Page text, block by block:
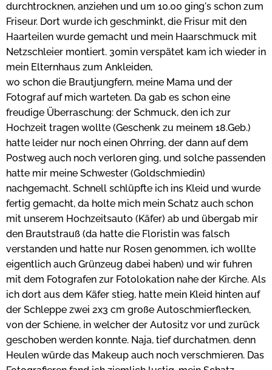
durchtrocknen, anziehen und um 10.00 ging's schon zum
Friseur. Dort wurde ich geschminkt, die Frisur mit den
Haarteilen wurde gemacht und mein Haarschmuck mit
Netzschleier montiert. 30min verspätet kam ich wieder in
mein Elternhaus zum Ankleiden,
wo schon die Brautjungfern, meine Mama und der
Fotograf auf mich warteten. Da gab es schon eine
freudige Überraschung: der Schmuck, den ich zur
Hochzeit tragen wollte (Geschenk zu meinem 18.Geb.)
hatte leider nur noch einen Ohrring, der dann auf dem
Postweg auch noch verloren ging, und solche passenden
hatte mir meine Schwester (Goldschmiedin)
nachgemacht. Schnell schlüpfte ich ins Kleid und wurde
fertig gemacht, da holte mich mein Schatz auch schon
mit unserem Hochzeitsauto (Käfer) ab und übergab mir
den Brautstrauß (da hatte die Floristin was falsch
verstanden und hatte nur Rosen genommen, ich wollte
eigentlich auch Grünzeug dabei haben) und wir fuhren
mit dem Fotografen zur Fotolokation nahe der Kirche. Als
ich dort aus dem Käfer stieg, hatte mein Kleid hinten auf
der Schleppe zwei 2x3 cm große Autoschmierflecken,
von der Schiene, in welcher der Autositz vor und zurück
geschoben werden konnte. Naja, tief durchatmen. denn
Heulen würde das Makeup auch noch verschmieren. Das